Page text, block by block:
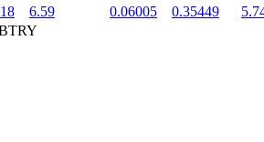
6.59 0.06005 0.35449
TRY